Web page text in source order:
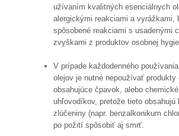
užívaním kvalitných esenciálnych
alergickými reakciami a vyrážkami,
spôsobené reakciami s usadenými
zvyškami z produktov osobnej
V prípade každodenného
olejov je nutné nepoužívať produkty
obsahujúce čpavok, alebo
uhľovodíkov, pretože tieto obsahujú
zlúčeniny (napr. benzalkonikum
po požití spôsobiť aj smrť.